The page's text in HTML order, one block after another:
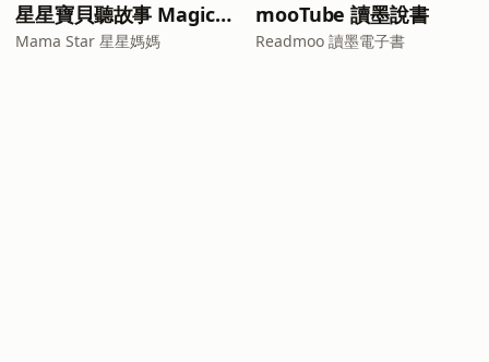
星星寶貝聽故事 Magic Chinese Stories for Kids
Mama Star 星星媽媽
mooTube 讀墨說書
Readmoo 讀墨電子書